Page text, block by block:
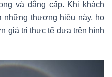
và đẳng cấp. Khi khách
những thương hiệu này, họ
giá trị thực tế dựa trên hình